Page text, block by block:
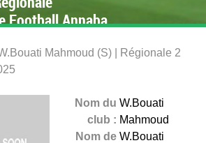
Football Annaba
Mahmoud (S) | Régionale 2
Nom du
club :
W.Bouati
Mahmoud
Nom de W.Bouati